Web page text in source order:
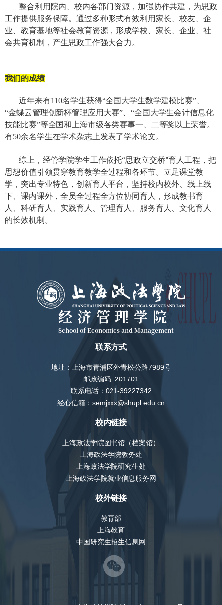
整合利用院内、校内各部门资源，加强协作共建，为思政
工作提供服务保障。通过多种形式有效利用家长、校友、企
业、教育基地等社会教育资源，形成学校、家长、企业、社
会共育机制，产生思政工作强大合力。
我们的成绩
近年来有110名学生获得“全国大学生数学建模比赛”、
“金蝶云管理创新杯管理应用大赛”、“全国大学生会计信息化
技能比赛”等全国和上海市级各类赛事一、二等奖以上荣誉。
有50余名学生在学术杂志上发表了学术论文。
综上，经管学院学生工作依托“思政立交桥”育人工程，把
思想价值引领贯穿教育教学全过程和各环节。立足课堂教
学，突出专业特色，创新育人平台，坚持校内校外、线上线
下、课内课外，全员全过程全方位协同育人，形成教书育
人、科研育人、实践育人、管理育人、服务育人、文化育人
的长效机制。
经济管理学院
School of Economics and Management
联系方式
地址：上海市青浦区外青松公路7989号
邮政编码: 201701
联系电话：021-39227342
经心信箱：semjxxx@shupl.edu.cn
校内链接
上海政法学院图书馆（档案馆）
上海政法学院教务处
上海政法学院研究生处
上海政法学院就业信息服务网
校外链接
教育部
上海教育
中国研究生招生信息网